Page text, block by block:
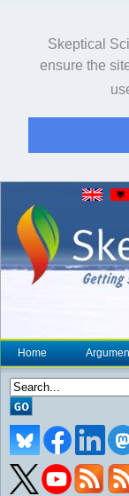
Skeptical
ensure the
Home